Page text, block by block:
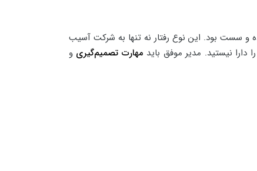
و سست بود. این نوع رفتار نه تنها به شرکت آسیب
نیستید. مدیر موفق باید مهارت تصمیم‌گیری و